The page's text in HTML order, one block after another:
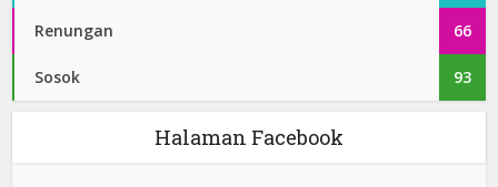
Renungan 66
Sosok 93
Halaman Facebook